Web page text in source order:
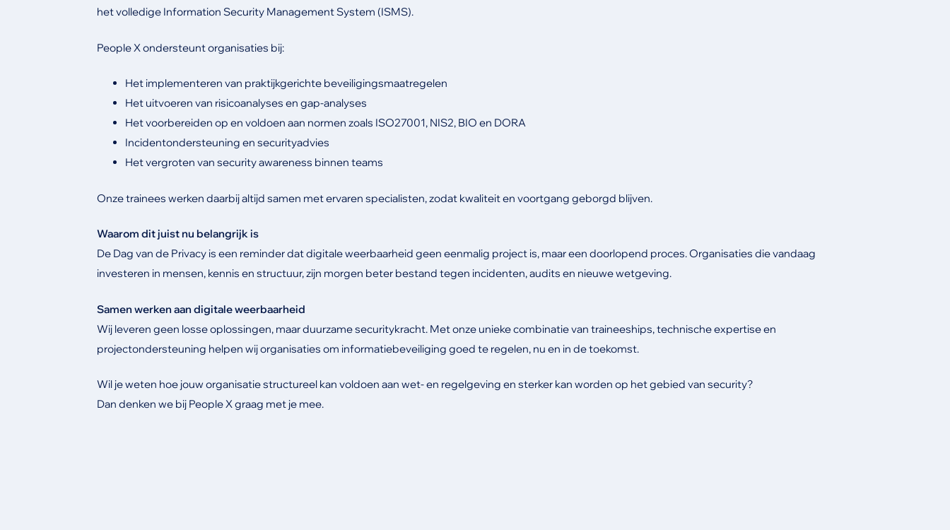
het volledige Information Security Management System (ISMS).
People X ondersteunt organisaties bij:
Het implementeren van praktijkgerichte beveiligingsmaatregelen
Het uitvoeren van risicoanalyses en gap-analyses
Het voorbereiden op en voldoen aan normen zoals ISO27001, NIS2, BIO en DORA
Incidentondersteuning en securityadvies
Het vergroten van security awareness binnen teams
Onze trainees werken daarbij altijd samen met ervaren specialisten, zodat kwaliteit en voortgang geborgd blijven.
Waarom dit juist nu belangrijk is
De Dag van de Privacy is een reminder dat digitale weerbaarheid geen eenmalig project is, maar een doorlopend proces. Organisaties die vandaag
investeren in mensen, kennis en structuur, zijn morgen beter bestand tegen incidenten, audits en nieuwe wetgeving.
Samen werken aan digitale weerbaarheid
Wij leveren geen losse oplossingen, maar duurzame securitykracht. Met onze unieke combinatie van traineeships, technische expertise en
projectondersteuning helpen wij organisaties om informatiebeveiliging goed te regelen, nu en in de toekomst.
Wil je weten hoe jouw organisatie structureel kan voldoen aan wet- en regelgeving en sterker kan worden op het gebied van security?
Dan denken we bij People X graag met je mee.